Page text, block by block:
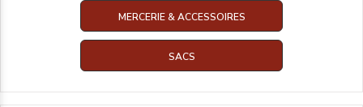
MERCERIE & ACCESSOIRES
SACS